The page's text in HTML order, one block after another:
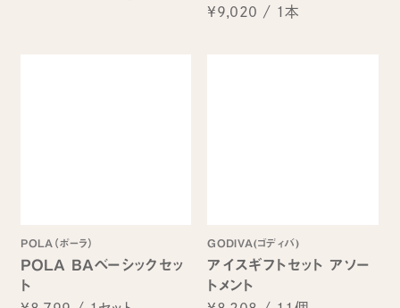
¥9,020 / 1本
POLA（ポーラ）
POLA BAベーシックセッ
ト
GODIVA(ゴディバ)
アイスギフトセット アソー
トメント